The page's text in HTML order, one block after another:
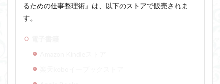
るための仕事整理術』は、以下のストアで販売されま
す。